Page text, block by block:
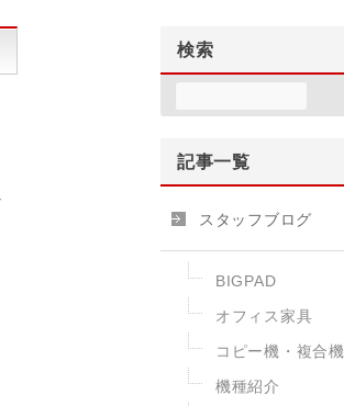
検索
記事一覧
スタッフブログ
BIGPAD
オフィス家具
コピー機・複合機
機種紹介